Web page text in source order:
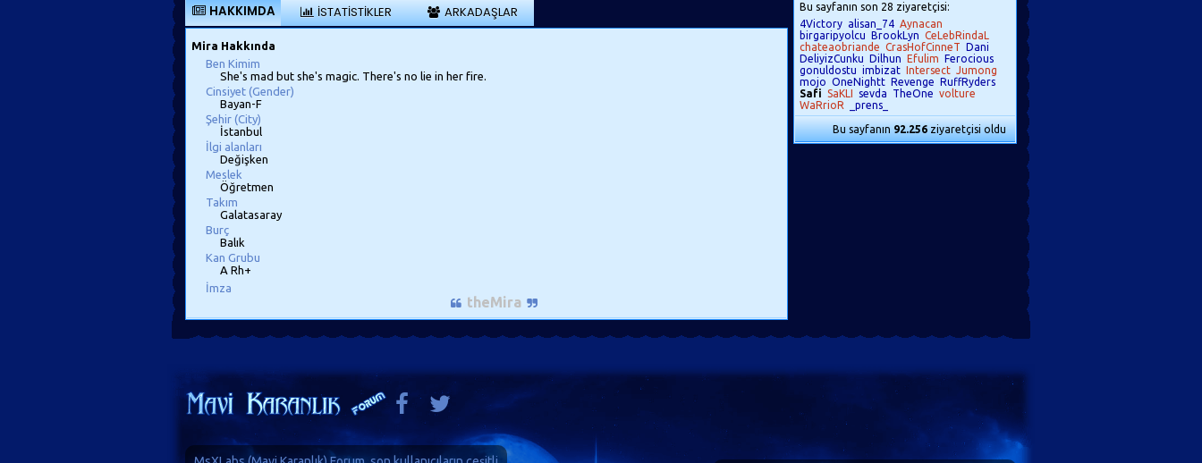
HAKKIMDA İSTATISTIKLER ARKADAŞLAR
Mira Hakkında
Ben Kimim
She's mad but she's magic. There's no lie in her fire.
Cinsiyet (Gender)
Bayan-F
Şehir (City)
İstanbul
İlgi alanları
Değişken
Meslek
Öğretmen
Takım
Galatasaray
Burç
Balık
Kan Grubu
A Rh+
İmza
theMira
Bu sayfanın son 28 ziyaretçisi:
4Victory alisan_74 Aynacan
birgaripyolcu BrookLyn CeLebRindaL
chateaobriande CrasHofCinneT Dani
DeliyizCunku Dilhun Efulim Ferocious
gonuldostu imbizat Intersect Jumong
mojo OneNightt Revenge RuffRyders
Safi SaKLI sevda TheOne volture
WaRrioR
_prens_
Bu sayfanın92.256ziyaretçisi oldu